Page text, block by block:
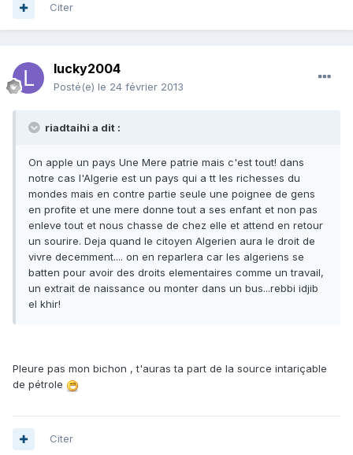
Citer
lucky2004
Posté(e) le 24 février 2013
riadtaihi a dit :
On apple un pays Une Mere patrie mais c'est tout! dans
notre cas l'Algerie est un pays qui a tt les richesses du
mondes mais en contre partie seule une poignee de gens
en profite et une mere donne tout a ses enfant et non pas
enleve tout et nous chasse de chez elle et attend en retour
un sourire. Deja quand le citoyen Algerien aura le droit de
vivre decemment.... on en reparlera car les algeriens se
batten pour avoir des droits elementaires comme un travail,
un extrait de naissance ou monter dans un bus...rebbi idjib
el khir!
Pleure pas mon bichon , t'auras ta part de la source intariçable
de pétrole
Citer